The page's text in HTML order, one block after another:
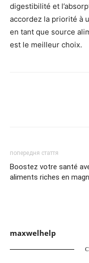
digestibilité et
accordez la priorité à
en tant que source
est le meilleur choix.
попередня стаття
Boostez votre santé
aliments riches en
maxwelhelp